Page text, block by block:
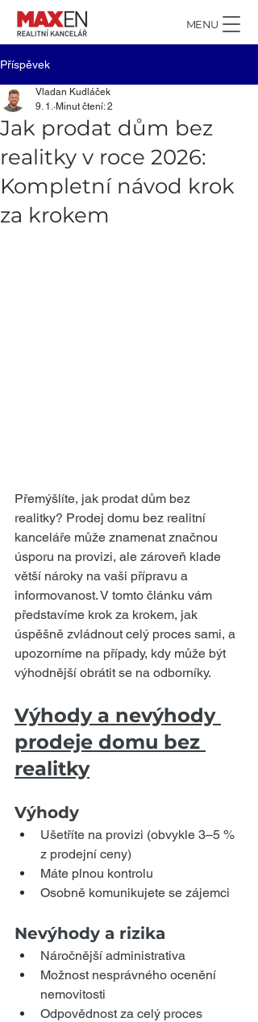
MENU
Příspěvek
Jak prodat dům bez
realitky v roce 2026:
Kompletní návod krok
za krokem
Vladan Kudláček
9. 1. Minut čtení: 2
Přemýšlíte, jak prodat dům bez
realitky? Prodej domu bez realitní
kanceláře může znamenat značnou
úsporu na provizi, ale zároveň klade
větší nároky na vaši přípravu a
informovanost. V tomto článku vám
představíme krok za krokem, jak
úspěšně zvládnout celý proces sami, a
upozorníme na případy, kdy může být
výhodnější obrátit se na odborníky.
Výhody a nevýhody
prodeje domu bez
realitky
Výhody
Ušetříte na provizi (obvykle 3–5 %
z prodejní ceny)
Máte plnou kontrolu
Osobně komunikujete se zájemci
Nevýhody a rizika
Náročnější administrativa
Možnost nesprávného ocenění
nemovitosti
Odpovědnost za celý proces